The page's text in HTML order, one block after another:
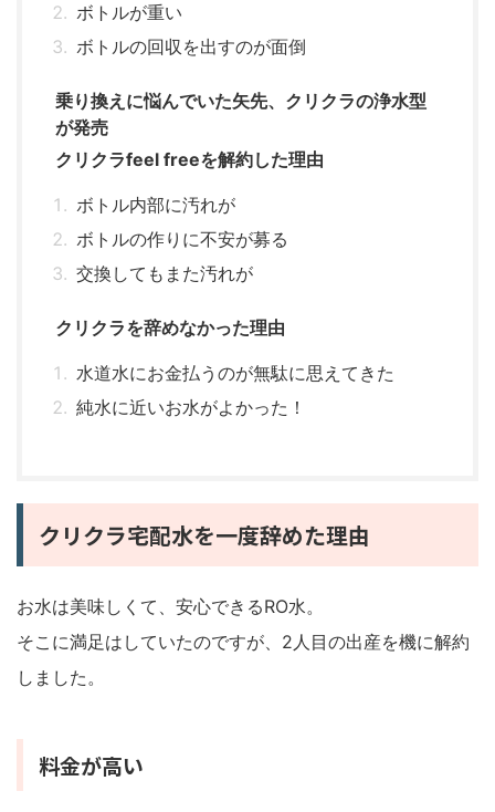
ボトルが重い
ボトルの回収を出すのが面倒
乗り換えに悩んでいた矢先、クリクラの浄水型
が発売
クリクラfeel freeを解約した理由
ボトル内部に汚れが
ボトルの作りに不安が募る
交換してもまた汚れが
クリクラを辞めなかった理由
水道水にお金払うのが無駄に思えてきた
純水に近いお水がよかった！
クリクラ宅配水を一度辞めた理由
お水は美味しくて、安心できるRO水。
そこに満足はしていたのですが、2人目の出産を機に解約
しました。
料金が高い